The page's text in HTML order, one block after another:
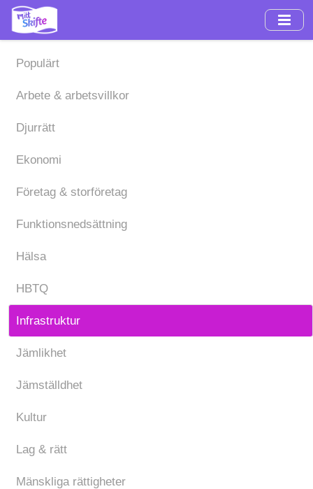
Hoppa
huvudinnehåll
Populärt
Arbete & arbetsvillkor
Djurrätt
Ekonomi
Företag & storföretag
Funktionsnedsättning
Hälsa
HBTQ
Infrastruktur
Jämlikhet
Jämställdhet
Kultur
Lag & rätt
Mänskliga rättigheter